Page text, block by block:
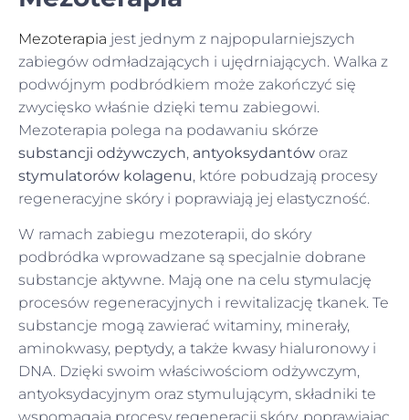
Mezoterapia jest jednym z najpopularniejszych
zabiegów odmładzających i ujędrniających. Walka z
podwójnym podbródkiem może zakończyć się
zwycięsko właśnie dzięki temu zabiegowi.
Mezoterapia polega na podawaniu skórze
substancji odżywczych, antyoksydantów oraz
stymulatorów kolagenu, które pobudzają procesy
regeneracyjne skóry i poprawiają jej elastyczność.
W ramach zabiegu mezoterapii, do skóry
podbródka wprowadzane są specjalnie dobrane
substancje aktywne. Mają one na celu stymulację
procesów regeneracyjnych i rewitalizację tkanek. Te
substancje mogą zawierać witaminy, minerały,
aminokwasy, peptydy, a także kwasy hialuronowy i
DNA. Dzięki swoim właściwościom odżywczym,
antyoksydacyjnym oraz stymulującym, składniki te